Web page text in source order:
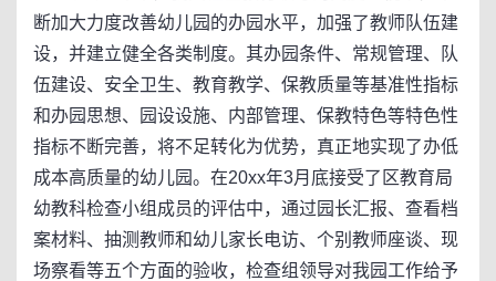
断加大力度改善幼儿园的办园水平，加强了教师队伍建
设，并建立健全各类制度。其办园条件、常规管理、队
伍建设、安全卫生、教育教学、保教质量等基准性指标
和办园思想、园设设施、内部管理、保教特色等特色性
指标不断完善，将不足转化为优势，真正地实现了办低
成本高质量的幼儿园。在20xx年3月底接受了区教育局
幼教科检查小组成员的评估中，通过园长汇报、查看档
案材料、抽测教师和幼儿家长电访、个别教师座谈、现
场察看等五个方面的验收，检查组领导对我园工作给予